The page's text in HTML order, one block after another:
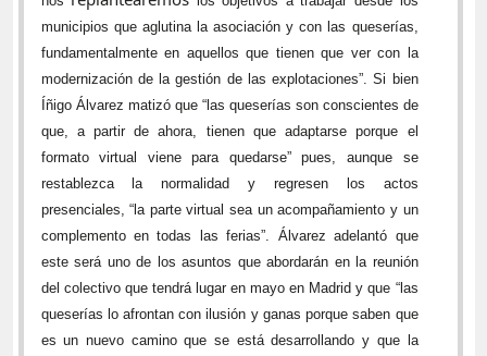
municipios que aglutina la asociación y con las queserías,
fundamentalmente en aquellos que tienen que ver con la
modernización de la gestión de las explotaciones”. Si bien
Íñigo Álvarez matizó que “las queserías son conscientes de
que, a partir de ahora, tienen que adaptarse porque el
formato virtual viene para quedarse” pues, aunque se
restablezca la normalidad y regresen los actos
presenciales, “la parte virtual sea un acompañamiento y un
complemento en todas las ferias”. Álvarez adelantó que
este será uno de los asuntos que abordarán en la reunión
del colectivo que tendrá lugar en mayo en Madrid y que “las
queserías lo afrontan con ilusión y ganas porque saben que
es un nuevo camino que se está desarrollando y que la